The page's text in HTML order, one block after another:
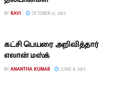
BY KAVI OCTOBER 12, 2025
கட்சி பெயரை அறிவித்தார்
எலான் மஸ்க்
BYANANTHA KUMAR JUNE 8, 2025